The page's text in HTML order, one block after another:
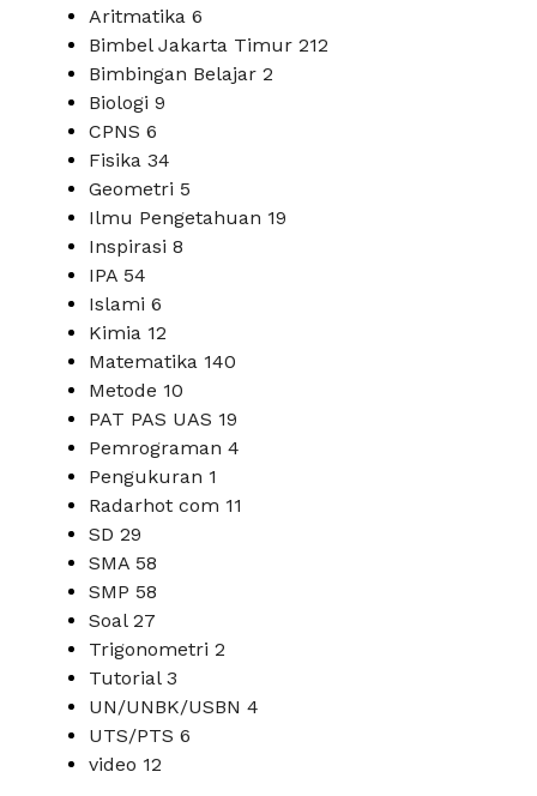
Aritmatika 6
Bimbel Jakarta Timur 212
Bimbingan Belajar 2
Biologi 9
CPNS 6
Fisika 34
Geometri 5
Ilmu Pengetahuan 19
Inspirasi 8
IPA 54
Islami 6
Kimia 12
Matematika 140
Metode 10
PAT PAS UAS 19
Pemrograman 4
Pengukuran 1
Radarhot com 11
SD 29
SMA 58
SMP 58
Soal 27
Trigonometri 2
Tutorial 3
UN/UNBK/USBN 4
UTS/PTS 6
video 12